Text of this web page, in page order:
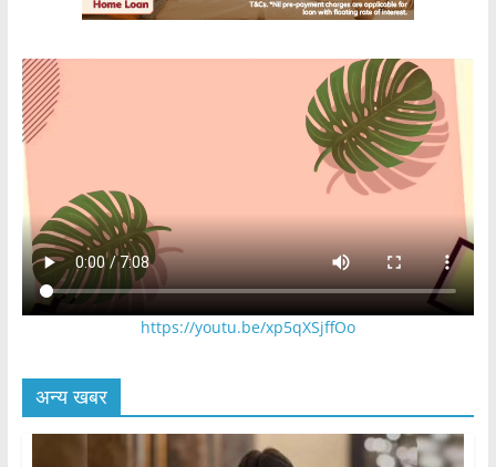
https://youtu.be/xp5qXSjffOo
अन्य खबर